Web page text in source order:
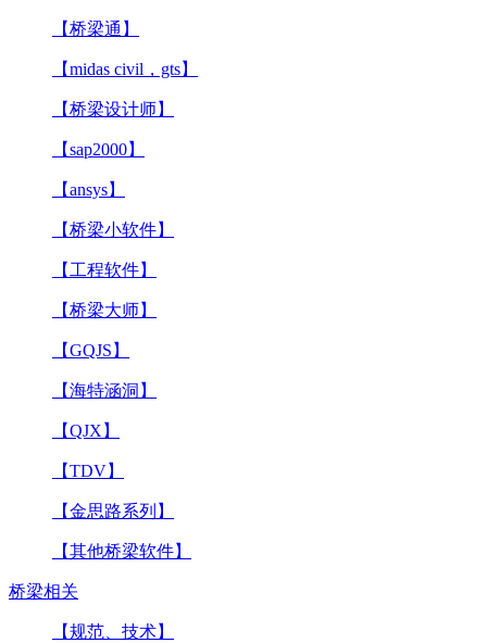
【桥梁通】
【midas civil，gts】
【桥梁设计师】
【sap2000】
【ansys】
【桥梁小软件】
【工程软件】
【桥梁大师】
【GQJS】
【海特涵洞】
【QJX】
【TDV】
【金思路系列】
【其他桥梁软件】
桥梁相关
【规范、技术】